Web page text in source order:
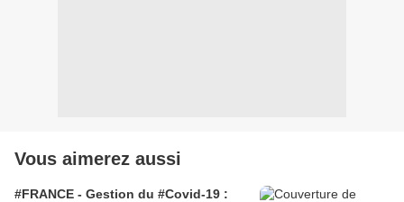
Vous aimerez aussi
#FRANCE - Gestion du #Covid-19 :